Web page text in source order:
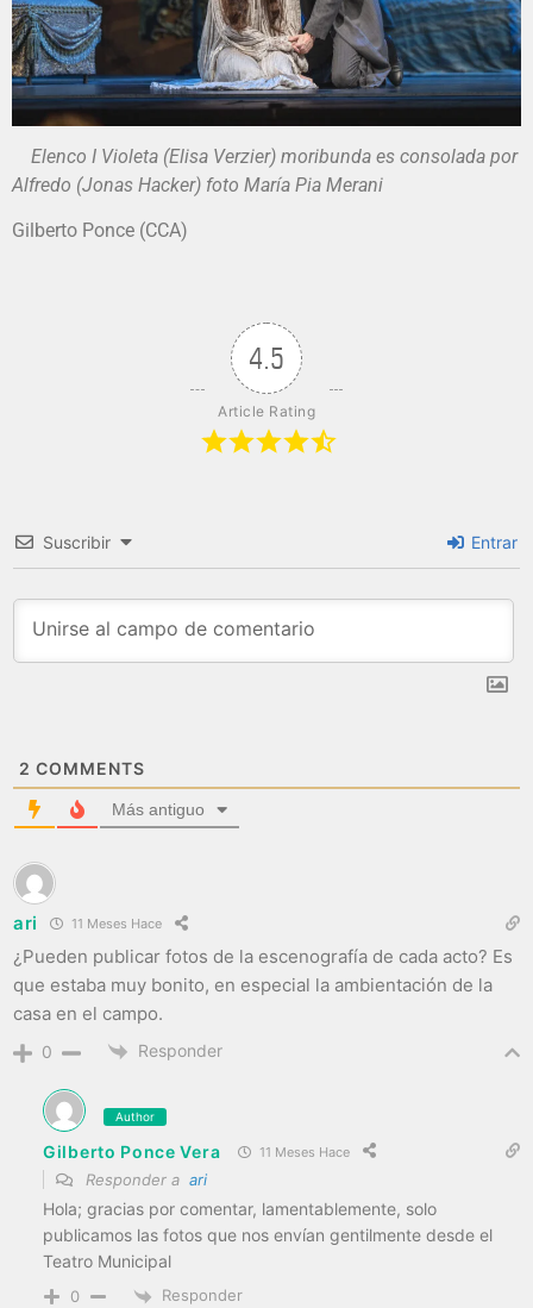
Elenco I Violeta (Elisa Verzier) moribunda es consolada por
Alfredo (Jonas Hacker) foto María Pia Merani
Gilberto Ponce (CCA)
4.5
Article Rating
Suscribir Entrar
2 COMMENTS
Más antiguo
ari 11 Meses Hace
¿Pueden publicar fotos de la escenografía de cada acto? Es
que estaba muy bonito, en especial la ambientación de la
casa en el campo.
0 Responder
Author
Gilberto Ponce Vera 11 Meses Hace
Responder a ari
Hola; gracias por comentar, lamentablemente, solo
publicamos las fotos que nos envían gentilmente desde el
Teatro Municipal
0 Responder